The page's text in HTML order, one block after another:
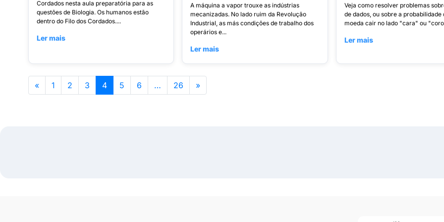
Cordados nesta aula preparatória para as
questões de Biologia. Os humanos estão
dentro do Filo dos Cordados....
Ler mais
A máquina a vapor trouxe as indústrias
mecanizadas. No lado ruim da Revolução
Industrial, as más condições de trabalho dos
operários e...
Ler mais
Veja como resolver problemas
de dados, ou sobre a probabilidade
moeda cair no lado "cara" ou
Ler mais
« 1 2 3 4 5 6 … 26 »